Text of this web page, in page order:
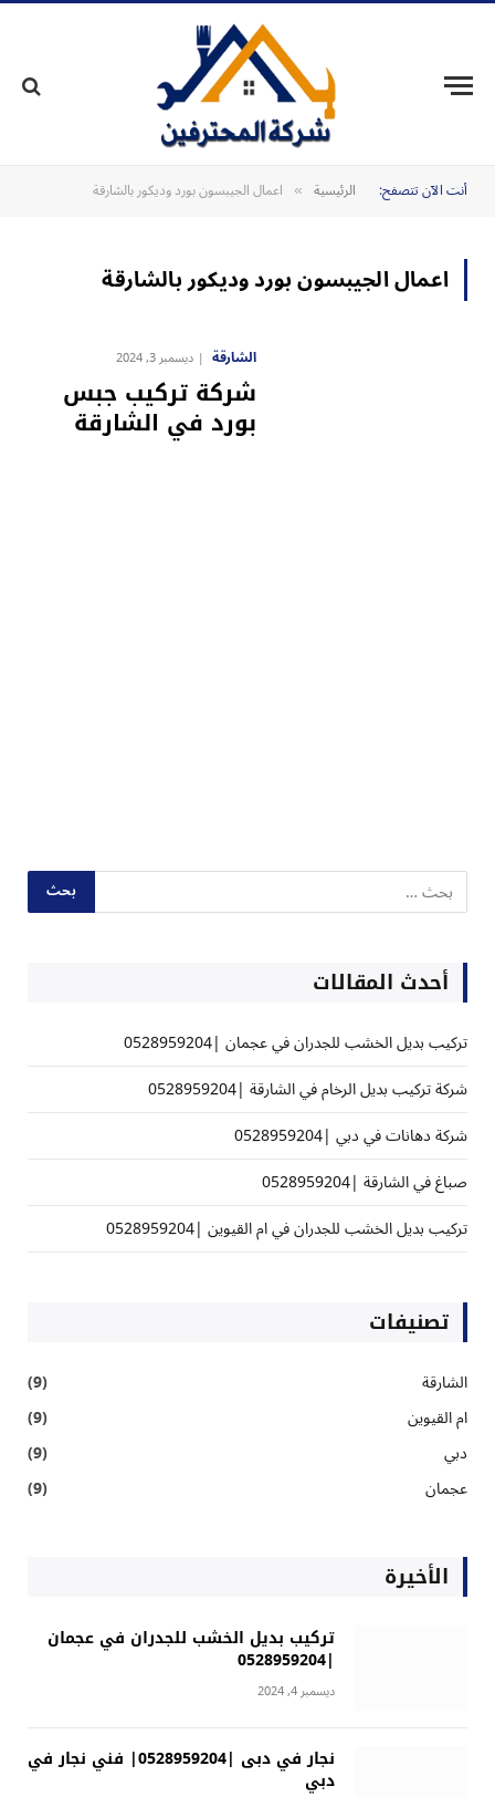
أنت الآن تتصفح: الرئيسية » اعمال الجيبسون بورد وديكور بالشارقة
اعمال الجيبسون بورد وديكور بالشارقة
الشارقة ديسمبر 3, 2024
شركة تركيب جبس
بورد في الشارقة
أحدث المقالات
تركيب بديل الخشب للجدران في عجمان |0528959204
شركة تركيب بديل الرخام في الشارقة |0528959204
شركة دهانات في دبي |0528959204
صباغ في الشارقة |0528959204
تركيب بديل الخشب للجدران في ام القيوين |0528959204
تصنيفات
الشارقة
(9)
ام القيوين
(9)
دبي
(9)
عجمان
(9)
الأخيرة
تركيب بديل الخشب للجدران في عجمان
|0528959204
ديسمبر 4, 2024
نجار في دبى |0528959204| فني نجار في
دبي